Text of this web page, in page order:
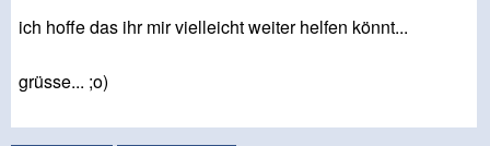
ich hoffe das ihr mir vielleicht weiter helfen könnt...
grüsse... ;o)